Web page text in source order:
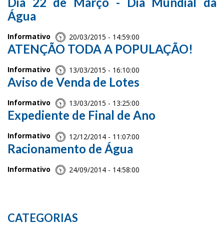
Água
Informativo 20/03/2015 - 14:59:00
ATENÇÃO TODA A POPULAÇÃO!
Informativo 13/03/2015 - 16:10:00
Aviso de Venda de Lotes
Informativo 13/03/2015 - 13:25:00
Expediente de Final de Ano
Informativo 12/12/2014 - 11:07:00
Racionamento de Água
Informativo 24/09/2014 - 14:58:00
CATEGORIAS